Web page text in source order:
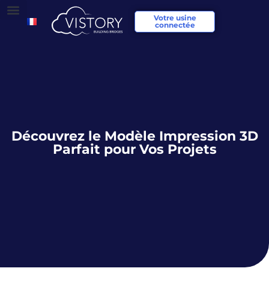
Votre usine
connectée
Découvrez le Modèle Impression 3D
Parfait pour Vos Projets